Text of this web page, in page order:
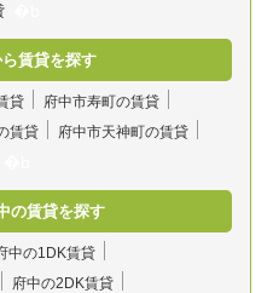
賃貸を探す
貸
府中市寿町の賃貸
賃貸
府中市天神町の賃貸
の賃貸を探す
中の1DK賃貸
府中の2DK賃貸